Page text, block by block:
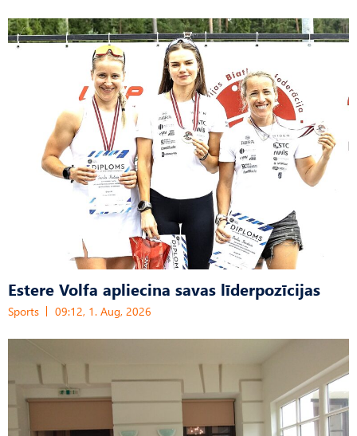
Estere Volfa apliecina savas līderpozīcijas
Sports 09:12, 1. Aug, 2026